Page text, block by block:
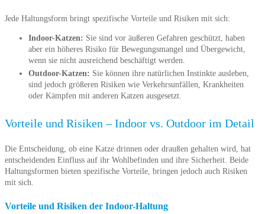
Jede Haltungsform bringt spezifische Vorteile und Risiken mit sich:
Indoor-Katzen: Sie sind vor äußeren Gefahren geschützt, haben
aber ein höheres Risiko für Bewegungsmangel und Übergewicht,
wenn sie nicht ausreichend beschäftigt werden.
Outdoor-Katzen: Sie können ihre natürlichen Instinkte ausleben,
sind jedoch größeren Risiken wie Verkehrsunfällen, Krankheiten
oder Kämpfen mit anderen Katzen ausgesetzt.
Vorteile und Risiken – Indoor vs. Outdoor im Detail
Die Entscheidung, ob eine Katze drinnen oder draußen gehalten wird, hat
entscheidenden Einfluss auf ihr Wohlbefinden und ihre Sicherheit. Beide
Haltungsformen bieten spezifische Vorteile, bringen jedoch auch Risiken
mit sich.
Vorteile und Risiken der Indoor-Haltung